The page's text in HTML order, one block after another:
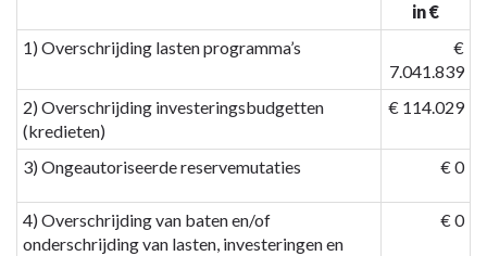
in €
1) Overschrijding lasten programma’s
€
7.041.839
2) Overschrijding investeringsbudgetten
(kredieten)
€ 114.029
3) Ongeautoriseerde reservemutaties € 0
4) Overschrijding van baten en/of
onderschrijding van lasten, investeringen en
€ 0